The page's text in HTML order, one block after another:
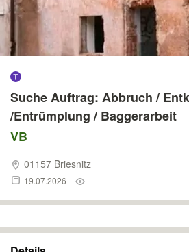
Suche Auftrag: Abbruch /
/Entrümplung / Baggerarbeit
VB
01157 Briesnitz
19.07.2026